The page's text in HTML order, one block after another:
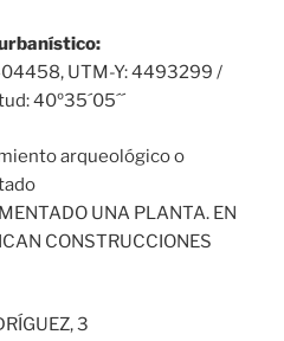
UTM-Y: 4493299 /
40º35´05´´
arqueológico o
UNA PLANTA. EN
CONSTRUCCIONES
3